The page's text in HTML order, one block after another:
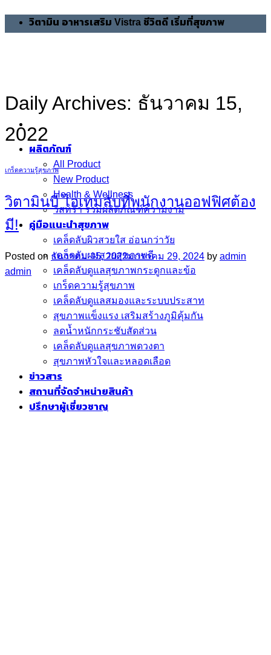
วิตามิน อาหารเสริม Vistra ชีวิตดี เริ่มที่สุขภาพ
ผลิตภัณฑ์
All Product
New Product
Health & Wellness
วิสทร้า รวมผลิตภัณฑ์ความงาม
คู่มือแนะนำสุขภาพ
เคล็ดลับผิวสวยใส อ่อนกว่าวัย
เคล็ดลับผมสวยสุขภาพดี
เคล็ดลับดูแลสุขภาพกระดูกและข้อ
เกร็ดความรู้สุขภาพ
เคล็ดลับดูแลสมองและระบบประสาท
สุขภาพแข็งแรง เสริมสร้างภูมิคุ้มกัน
ลดน้ำหนักกระชับสัดส่วน
เคล็ดลับดูแลสุขภาพดวงตา
สุขภาพหัวใจและหลอดเลือด
ข่าวสาร
สถานที่จัดจำหน่ายสินค้า
ปรึกษาผู้เชี่ยวชาญ
Daily Archives: ธันวาคม 15,
2022
เกร็ดความรู้สุขภาพ
วิตามินบี ไอเทมลับที่พนักงานออฟฟิศต้อง
มี!
Posted on ธันวาคม 15, 2022มกราคม 29, 2024 by admin
admin